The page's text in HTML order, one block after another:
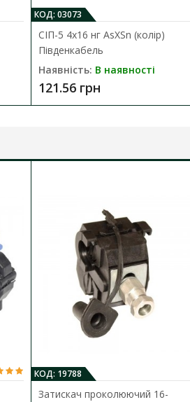
КОД: 03073
СІП-5 4х16 нг AsXSn (колір)
Південкабель
Наявність: В наявності
121.56 грн
КОД: 19788
Затискач проколюючий 16-